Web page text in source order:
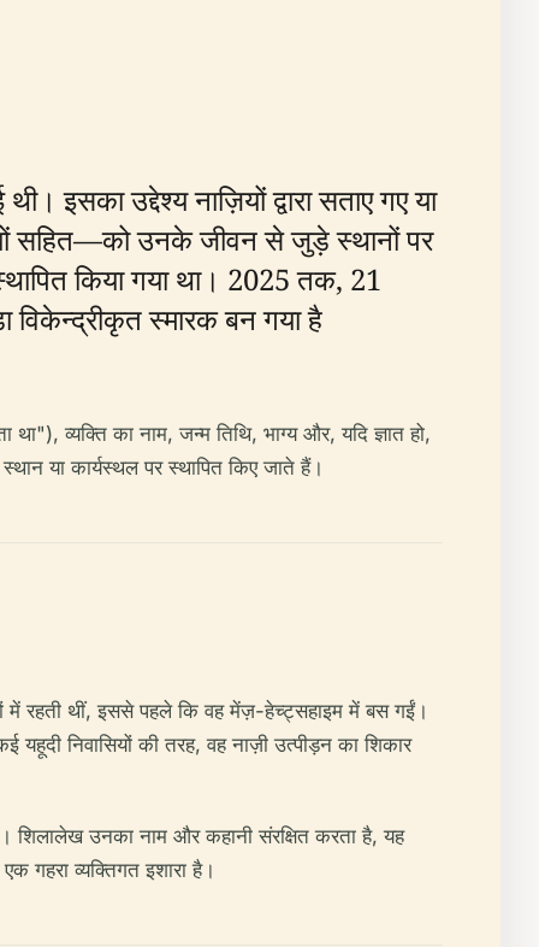
उद्देश्य नाज़ियों द्वारा सताए गए या
सहित—को उनके जीवन से जुड़े स्थानों पर
किया गया था। 2025 तक, 21
स्मारक बन गया है
व्यक्ति का नाम, जन्म तिथि, भाग्य और, यदि ज्ञात हो,
या कार्यस्थल पर स्थापित किए जाते हैं।
में रहती थीं, इससे पहले कि वह मेंज़-हेच्ट्सहाइम में बस गईं।
निवासियों की तरह, वह नाज़ी उत्पीड़न का शिकार
उनका नाम और कहानी संरक्षित करता है, यह
गहरा व्यक्तिगत इशारा है।